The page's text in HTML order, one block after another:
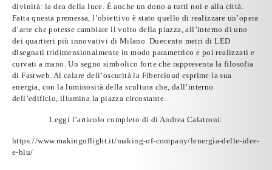
divinità: la dea della luce. È anche un dono a tutti noi e alla città.
Fatta questa premessa, l’obiettivo è stato quello di realizzare un’opera
d’arte che potesse cambiare il volto della piazza, all’interno di uno
dei quartieri più innovativi di Milano. Duecento metri di LED
disegnati tridimensionalmente in modo parametrico e poi realizzati e
curvati a mano. Un segno simbolico forte che rappresenta la filosofia
di Fastweb. Al calare dell’oscurità la Fibercloud esprime la sua
energia, con la luminosità della scultura che, dall’interno
dell’edificio, illumina la piazza circostante.
Leggi l’articolo completo di di Andrea Calatroni:
https://www.makingoflight.it/making-of-company/lenergia-delle-idee-
e-blu/